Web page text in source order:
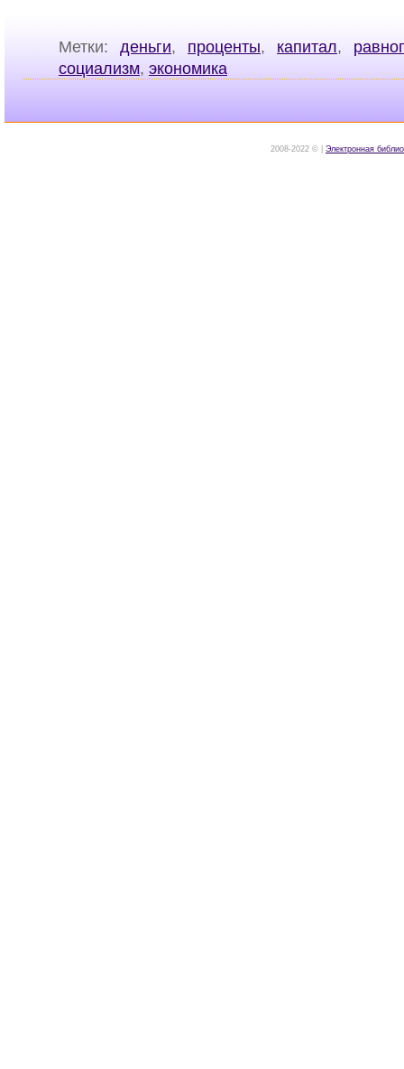
Метки: деньги, проценты, капитал,
социализм, экономика
2008-2022 © | Электронная